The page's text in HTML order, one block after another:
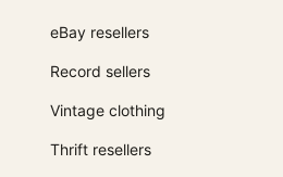
eBay resellers
Record sellers
Vintage clothing
Thrift resellers